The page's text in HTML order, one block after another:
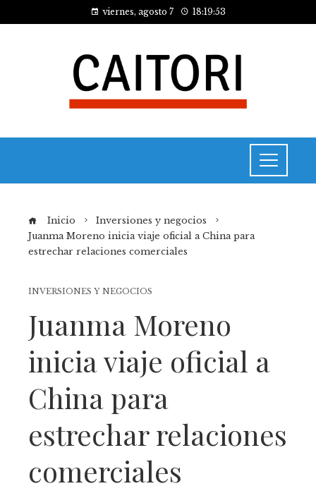
viernes, agosto 7 18:19:53
Inicio
Inversiones y negocios
Juanma Moreno inicia viaje oficial a China para
estrechar relaciones comerciales
INVERSIONES Y NEGOCIOS
Juanma Moreno
inicia viaje oficial a
China para
estrechar relaciones
comerciales